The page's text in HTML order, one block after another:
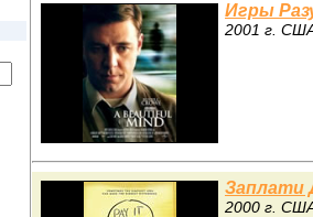
Игры
2001 г.
Заплати
2000 г.